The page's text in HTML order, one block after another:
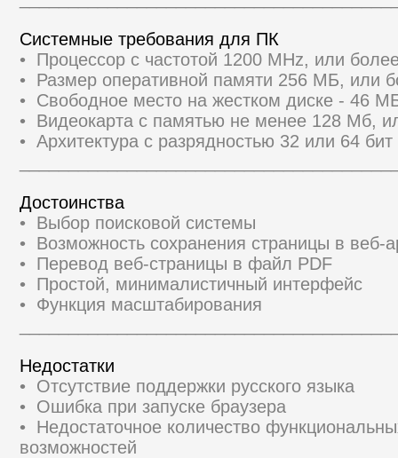
Системные требования для ПК
• Процессор с частотой 1200 MHz, или
• Размер оперативной памяти 256 МБ, или
• Свободное место на жестком диске - 46
• Видеокарта с памятью не менее 128 Мб,
• Архитектура с разрядностью 32 или 64
Достоинства
• Выбор поисковой системы
• Возможность сохранения страницы в веб-
• Перевод веб-страницы в файл PDF
• Простой, минималистичный интерфейс
• Функция масштабирования
Недостатки
• Отсутствие поддержки русского языка
• Ошибка при запуске браузера
• Недостаточное количество
возможностей